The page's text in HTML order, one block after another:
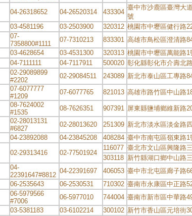
04-26318652 04-26520314 433304
臺中市沙鹿區臺灣大
號
03-4581196 03-2503900 320312 桃園市中壢區健行路
07-
7358800#1111
07-7310213 833301 高雄市鳥松區澄清路
03-4628654 03-4531300 320313 桃園市中壢區萬能路1
04-7111111 04-7117911 500020 彰化縣彰化市介壽北
02-29089899
#2202
02-29084511 243089 新北市泰山區工專路
07-6077777
#1209
07-6077765 821013 高雄市路竹區中山路
08-7624002
#1535
08-7626351 907391 屏東縣鹽埔鄉維新路
02-28013131
#6827
02-28013620 251309 新北市淡水區淡金路
04-23892088 04-23845208 408284 臺中市南屯區嶺東路1
02-29313416 02-77501924
116077 臺北市文山區興隆路
303118 新竹縣湖口鄉中山路
04-
22391647#8812
04-22391697 406053 臺中市北屯區廊子路
06-2535643 06-2530531 710302 臺南市永康區中正路
06-5979566
#7006
06-5977010 744004 臺南市新市區中華路
03-5381183 03-6102214 300102 新竹市香山區元培街